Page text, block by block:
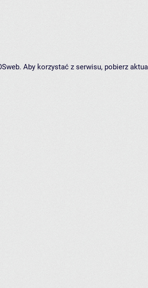
Aby korzystać z serwisu, pobierz